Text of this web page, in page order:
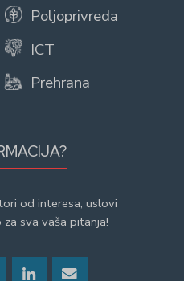
Poljoprivreda
ICT
Prehrana
od interesa, uslovi
sva vaša pitanja!